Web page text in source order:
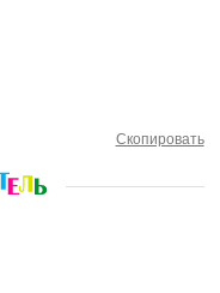
Скопировать